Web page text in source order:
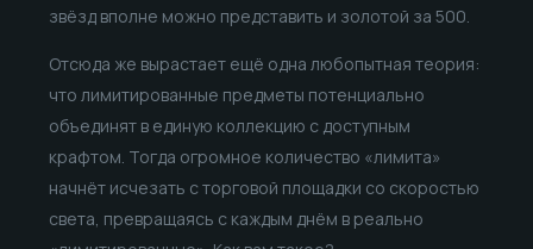
звёзд вполне можно представить и золотой за 500.
Отсюда же вырастает ещё одна любопытная теория:
что лимитированные предметы потенциально
объединят в единую коллекцию с доступным
крафтом. Тогда огромное количество «лимита»
начнёт исчезать с торговой площадки со скоростью
света, превращаясь с каждым днём в реально